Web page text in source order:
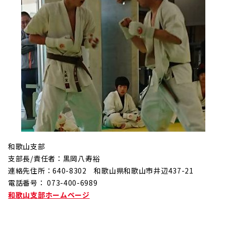
和歌山支部
支部長/責任者：黒岡八寿裕
連絡先住所：640-8302 和歌山県和歌山市井辺437-21
電話番号： 073-400-6989
和歌山支部ホームページ